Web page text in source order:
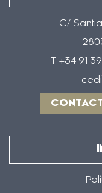
C/
T +34 91